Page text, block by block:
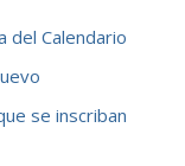
del Calendario
se inscriban